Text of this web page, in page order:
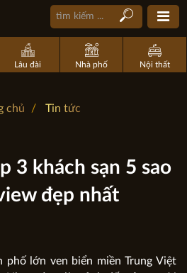
Lâu đài Nhà phố Nội thất
chủ Tin tức
3 khách sạn 5 sao
đẹp nhất
lớn ven biển miền Trung Việt